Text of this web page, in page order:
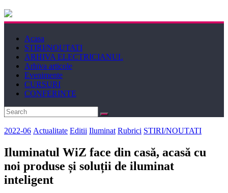
Electricianul
Revista
Electricianul
Acasa
STIRI/NOUTATI
ARHIVA ELECTRICIANUL
Arhiva articole
Evenimente
CURSURI
CONFERINTE
2022-06 Actualitate Editii Iluminat Rubrici STIRI/NOUTATI
Iluminatul WiZ face din casă, acasă cu
noi produse și soluții de iluminat
inteligent